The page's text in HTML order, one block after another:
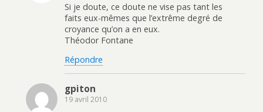
Si je doute, ce doute ne vise pas tant les
faits eux-mêmes que l’extrême degré de
croyance qu’on a en eux.
Théodor Fontane
Répondre
gpiton
19 avril 2010